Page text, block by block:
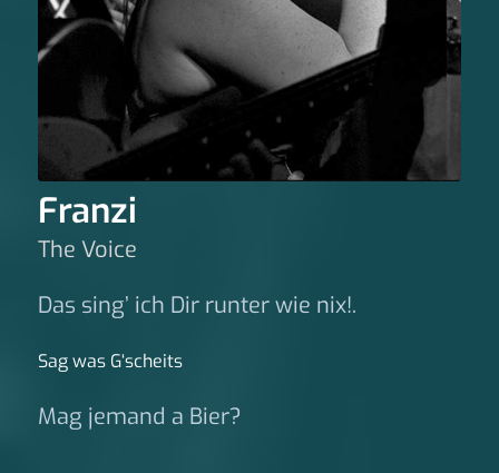
Franzi
The Voice
Das sing’ ich Dir runter wie nix!.
Sag was G‘scheits
Mag jemand a Bier?